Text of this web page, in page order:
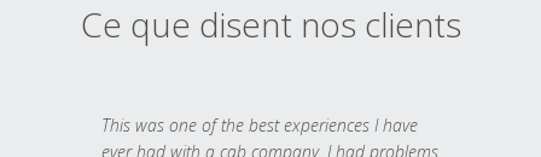
Ce que disent nos clients
This was one of the best experiences I have
ever had with a cab company. I had problems